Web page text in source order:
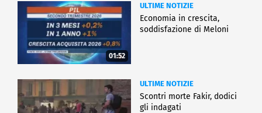
01:52
ULTIME NOTIZIE
Economia in crescita,
soddisfazione di Meloni
ULTIME NOTIZIE
Scontri morte Fakir, dodici
gli indagati